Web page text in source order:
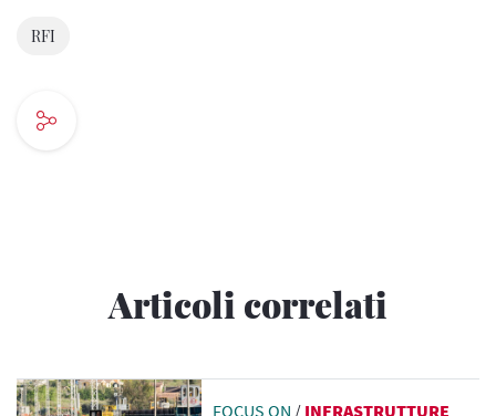
RFI
Articoli correlati
FOCUS ON / INFRASTRUTTURE